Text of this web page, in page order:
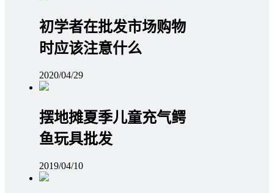
初学者在批发市场购物
时应该注意什么
2020/04/29
摆地摊夏季儿童充气鳄
鱼玩具批发
2019/04/10